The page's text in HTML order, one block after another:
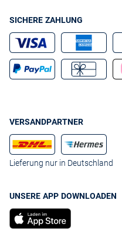
SICHERE ZAHLUNG
VERSANDPARTNER
Lieferung nur in Deutschland
UNSERE APP DOWNLOADEN